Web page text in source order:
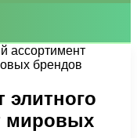
ассортимент
брендов
элитного
мировых